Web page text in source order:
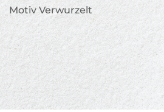
Motiv Verwurzelt